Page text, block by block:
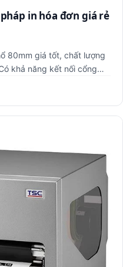
in hóa đơn giá rẻ
80mm giá tốt, chất lượng
khả năng kết nối cổng